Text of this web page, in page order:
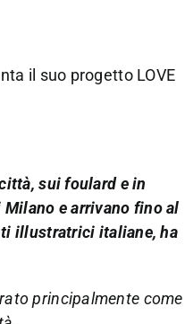
il suo progetto LOVE
sui foulard e in
e arrivano fino al
illustratrici italiane, ha
principalmente come